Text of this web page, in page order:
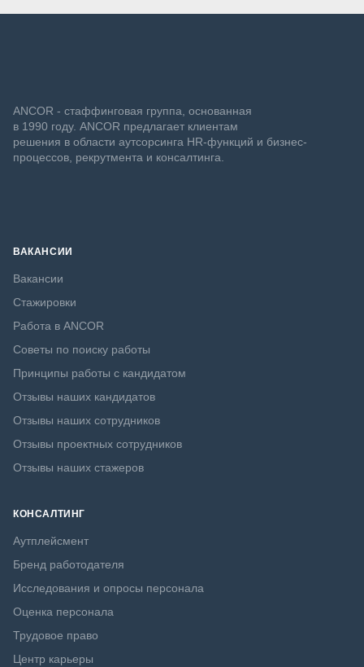
ANCOR - стаффинговая группа, основанная
в 1990 году. ANCOR предлагает клиентам
решения в области аутсорсинга HR-функций и бизнес-
процессов, рекрутмента и консалтинга.
ВАКАНСИИ
Вакансии
Стажировки
Работа в ANCOR
Советы по поиску работы
Принципы работы с кандидатом
Отзывы наших кандидатов
Отзывы наших сотрудников
Отзывы проектных сотрудников
Отзывы наших стажеров
КОНСАЛТИНГ
Аутплейсмент
Бренд работодателя
Исследования и опросы персонала
Оценка персонала
Трудовое право
Центр карьеры